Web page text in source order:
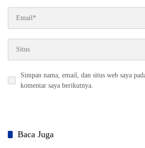
Simpan nama, email, dan situs web saya
komentar saya berikutnya.
Baca Juga